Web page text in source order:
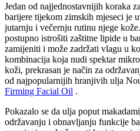
Jedan od najjednostavnijih koraka
barijere tijekom zimskih mjeseci je
jutarnju i večernju rutinu njege
postupno istrošiti zaštitne lipide u
zamijeniti i može zadržati vlagu u
kombinacija koja nudi spektar
koži, prekrasan je način za
od najpopularnijih hranjivih ulja
Firming Facial Oil .
Pokazalo se da ulja poput
održavanju i obnavljanju funkcije